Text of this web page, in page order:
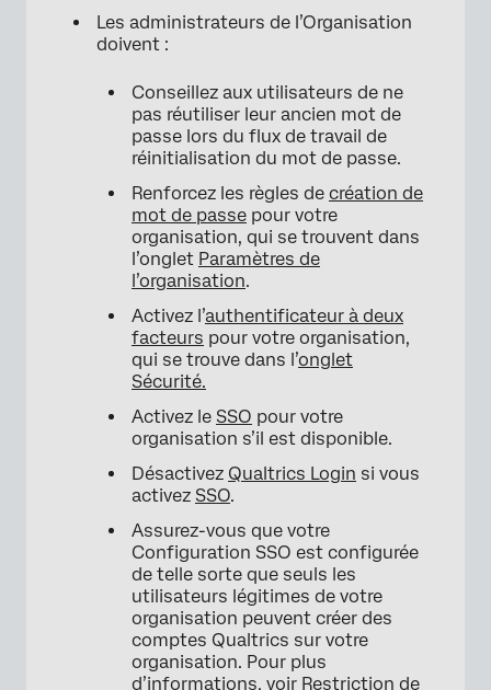
Les administrateurs de l’Organisation
doivent :
Conseillez aux utilisateurs de ne
pas réutiliser leur ancien mot de
passe lors du flux de travail de
réinitialisation du mot de passe.
Renforcez les règles de création de
mot de passe pour votre
organisation, qui se trouvent dans
l’onglet Paramètres de
l’organisation.
Activez l’authentificateur à deux
facteurs pour votre organisation,
qui se trouve dans l’onglet
Sécurité.
Activez le SSO pour votre
organisation s’il est disponible.
Désactivez Qualtrics Login si vous
activez SSO.
Assurez-vous que votre
Configuration SSO est configurée
de telle sorte que seuls les
utilisateurs légitimes de votre
organisation peuvent créer des
comptes Qualtrics sur votre
organisation. Pour plus
d’informations, voir Restriction de